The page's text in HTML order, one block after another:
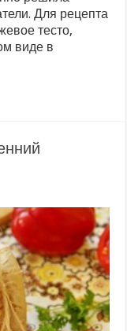
Для рецепта
тесто,
виде в